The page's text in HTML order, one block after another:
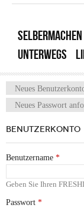
SELBERMACHEN
UNTERWEGS
Haupt-Reiter
Neues
Neues Passwort
BENUTZERKONTO
Benutzername *
Geben Sie Ihren
Passwort *